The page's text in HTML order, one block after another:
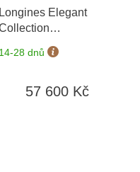
Longines Elegant
L4.309.4.90.6
5 let + možnost výměny
14-28 dnů
57 600 Kč